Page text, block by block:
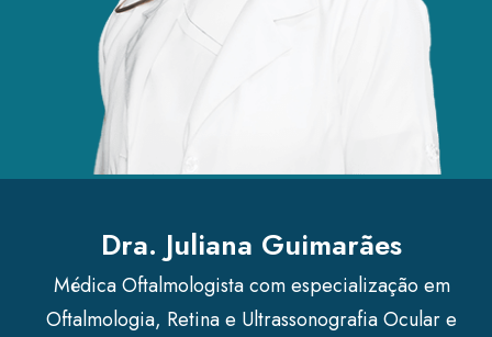
Dra. Juliana Guimarães
Médica Oftalmologista com especialização em
Oftalmologia, Retina e Ultrassonografia Ocular e